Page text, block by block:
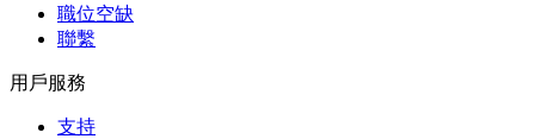
職位空缺
聯繫
用戶服務
支持